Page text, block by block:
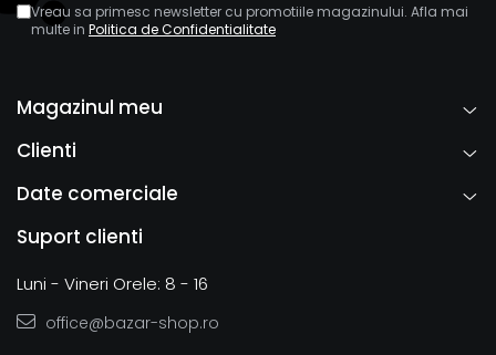
Vreau sa primesc newsletter cu promotiile magazinului. Afla mai
multe in Politica de Confidentialitate
Magazinul meu
Clienti
Date comerciale
Suport clienti
Luni - Vineri Orele: 8 - 16
office@bazar-shop.ro